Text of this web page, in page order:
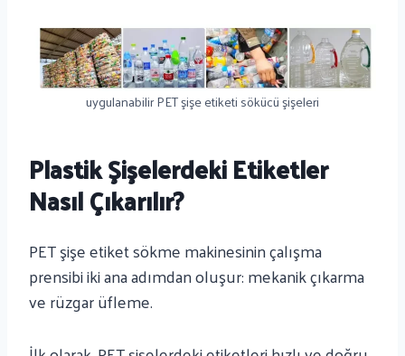
uygulanabilir PET şişe etiketi sökücü şişeleri
Plastik Şişelerdeki Etiketler
Nasıl Çıkarılır?
PET şişe etiket sökme makinesinin çalışma
prensibi iki ana adımdan oluşur: mekanik çıkarma
ve rüzgar üfleme.